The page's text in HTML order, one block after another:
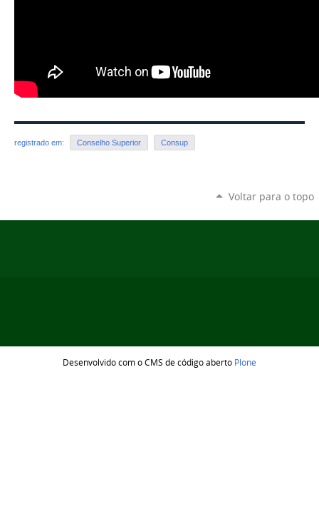
registrado em: Conselho Superior Consup
Voltar para o topo
Desenvolvido com o CMS de código aberto Plone